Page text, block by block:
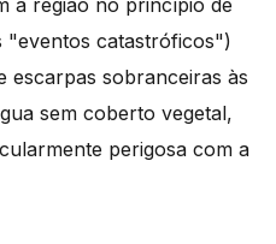
a região no princípio de
"eventos catastróficos")
escarpas sobranceiras às
sem coberto vegetal,
perigosa com a